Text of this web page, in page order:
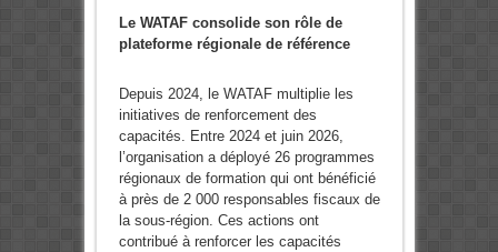
Le WATAF consolide son rôle de
plateforme régionale de référence
Depuis 2024, le WATAF multiplie les
initiatives de renforcement des
capacités. Entre 2024 et juin 2026,
l’organisation a déployé 26 programmes
régionaux de formation qui ont bénéficié
à près de 2 000 responsables fiscaux de
la sous-région. Ces actions ont
contribué à renforcer les capacités